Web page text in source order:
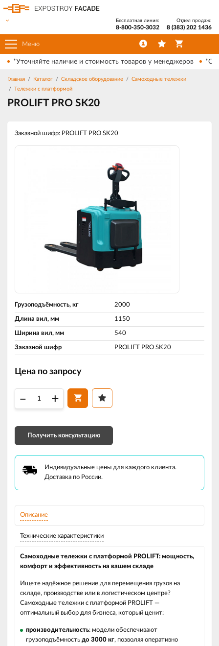
Меню
Бесплатная линия:
8-800-350-3032
Отдел продаж:
8 (383) 202 1436
*Уточняйте наличие и стоимость товаров у менеджеров
Главная Каталог Складское оборудование
Самоходные тележки
Тележки с платформой
PROLIFT PRO SK20
Заказной шифр: PROLIFT PRO SK20
Грузоподъёмность, кг 2000
Длина вил, мм 1150
Ширина вил, мм 540
Заказной шифр PROLIFT PRO SK20
Цена по запросу
– +
Получить консультацию
Индивидуальные цены для каждого клиента.
Доставка по России.
Описание
Технические характеристики
Самоходные тележки с платформой PROLIFT: мощность,
комфорт и эффективность на вашем складе
Ищете надёжное решение для перемещения грузов на
складе, производстве или в логистическом центре?
Самоходные тележки с платформой PROLIFT —
оптимальный выбор для бизнеса, который ценит:
производительность: модели обеспечивают
грузоподъёмность до 3000 кг, позволяя оперативно